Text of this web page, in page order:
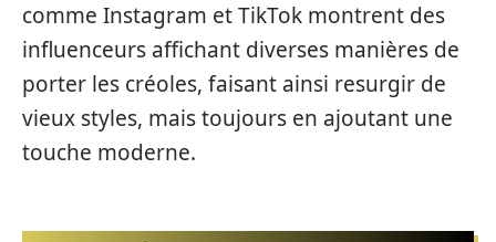
comme Instagram et TikTok montrent des
influenceurs affichant diverses manières de
porter les créoles, faisant ainsi resurgir de
vieux styles, mais toujours en ajoutant une
touche moderne.